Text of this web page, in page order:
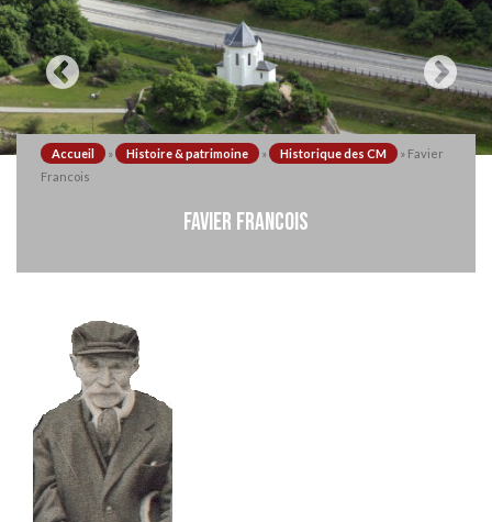
Accueil » Histoire & patrimoine » Historique des CM » Favier
Francois
FAVIER FRANCOIS